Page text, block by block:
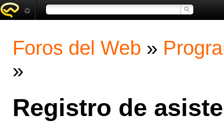
Foros del Web »
»
Registro de